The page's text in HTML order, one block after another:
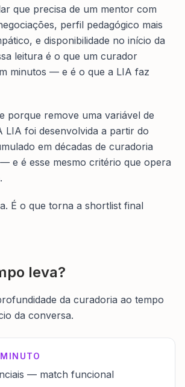
que precisa de um mentor com
perfil pedagógico mais
e disponibilidade no início da
leitura é o que um curador
minutos — e é o que a LIA faz
porque remove uma variável de
LIA foi desenvolvida a partir do
em décadas de curadoria
e é esse mesmo critério que opera
É o que torna a shortlist final
leva?
da curadoria ao tempo
da conversa.
— match funcional